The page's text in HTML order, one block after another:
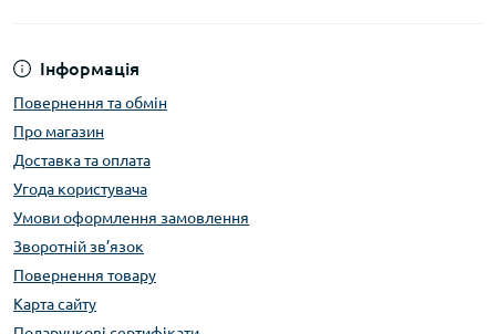
Інформація
Повернення та обмін
Про магазин
Доставка та оплата
Угода користувача
Умови оформлення замовлення
Зворотній зв’язок
Повернення товару
Карта сайту